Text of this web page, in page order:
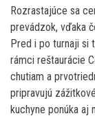
Rozrastajúce sa
prevádzok, vďaka
Pred i po turnaji si
rámci reštaurácie
chutiam a
pripravujú
kuchyne ponúka aj